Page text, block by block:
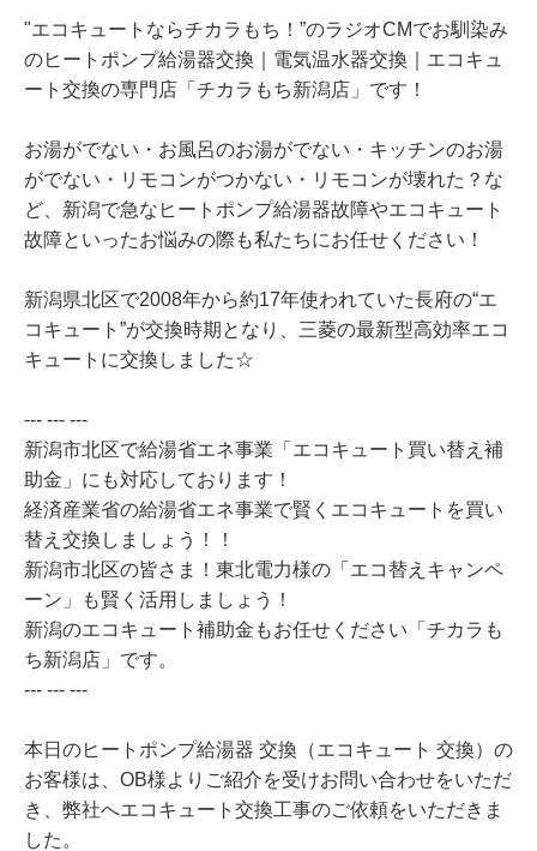
"エコキュートならチカラもち！”のラジオCMでお馴染み
のヒートポンプ給湯器交換｜電気温水器交換｜エコキュ
ート交換の専門店「チカラもち新潟店」です！
お湯がでない・お風呂のお湯がでない・キッチンのお湯
がでない・リモコンがつかない・リモコンが壊れた？な
ど、新潟で急なヒートポンプ給湯器故障やエコキュート
故障といったお悩みの際も私たちにお任せください！
新潟県北区で2008年から約17年使われていた長府の“エ
コキュート”が交換時期となり、三菱の最新型高効率エコ
キュートに交換しました☆
--- --- ---
新潟市北区で給湯省エネ事業「エコキュート買い替え補
助金」にも対応しております！
経済産業省の給湯省エネ事業で賢くエコキュートを買い
替え交換しましょう！！
新潟市北区の皆さま！東北電力様の「エコ替えキャンペ
ーン」も賢く活用しましょう！
新潟のエコキュート補助金もお任せください「チカラも
ち新潟店」です。
--- --- ---
本日のヒートポンプ給湯器 交換（エコキュート 交換）の
お客様は、OB様よりご紹介を受けお問い合わせをいただ
き、弊社へエコキュート交換工事のご依頼をいただきま
した。